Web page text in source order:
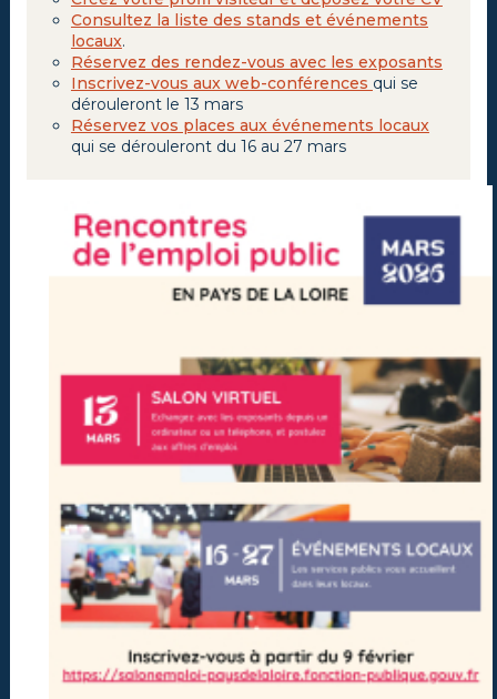
Consultez la liste des stands et événements
locaux.
Réservez des rendez-vous avec les exposants
Inscrivez-vous aux web-conférences qui se
dérouleront le 13 mars
Réservez vos places aux événements locaux
qui se dérouleront du 16 au 27 mars